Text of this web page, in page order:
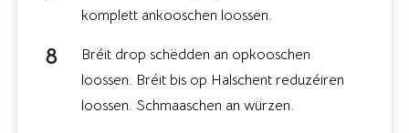
komplett ankooschen loossen.
Bréit drop schëdden an opkooschen
loossen. Bréit bis op Halschent reduzéiren
loossen. Schmaaschen an würzen.